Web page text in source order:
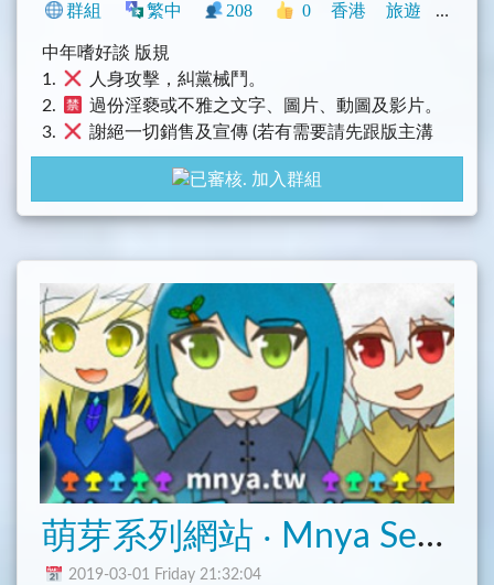
群組 繁中 208 0 香港 旅遊 社群
中年嗜好談 版規
1.
人身攻擊，糾黨械鬥。
2.
過份淫褻或不雅之文字、圖片、動圖及影片。
3.
謝絕一切銷售及宣傳 (若有需要請先跟版主溝
通）
乜七都講。
5.
和而不同，天火同人。
加入群組
萌芽系列網站 ‧ Mnya Series Website
2019-03-01 Friday 21:32:04